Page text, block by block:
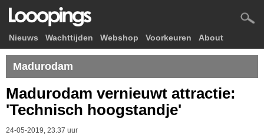
Nieuws Wachttijden Webshop Voorkeuren About
Madurodam
Madurodam vernieuwt attractie:
'Technisch hoogstandje'
24-05-2019, 23.37 uur